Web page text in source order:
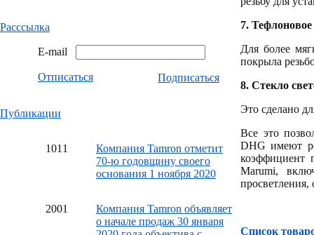
Расссылка
E-mail
Отписаться Подписаться
Публикации
1011
Компания Tamron отметит
70-ю годовщину своего
основания 1 ноября 2020
2001
Компания Tamron объявляет
о начале продаж 30 января
7.
Для более
покрыла
8. Стекло
Это сделано
Все это
DHG имеют
коэффициент
Marumi,
просветления,
Список